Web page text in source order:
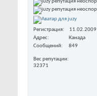
Регистрация
11.02.2009
Адрес
Канада
Сообщений
849
Вес репутации
32371